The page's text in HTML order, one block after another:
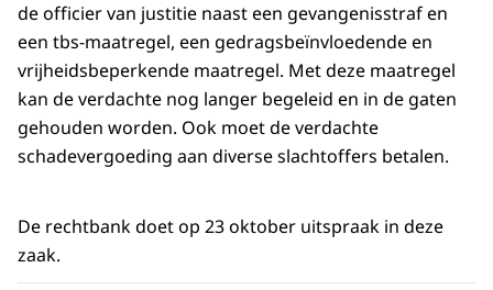
de officier van justitie naast een gevangenisstraf en
een tbs-maatregel, een gedragsbeïnvloedende en
vrijheidsbeperkende maatregel. Met deze maatregel
kan de verdachte nog langer begeleid en in de gaten
gehouden worden. Ook moet de verdachte
schadevergoeding aan diverse slachtoffers betalen.
De rechtbank doet op 23 oktober uitspraak in deze
zaak.